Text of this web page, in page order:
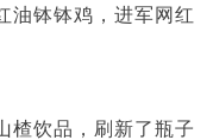
油钵钵鸡，进军网红
楂饮品，刷新了瓶子